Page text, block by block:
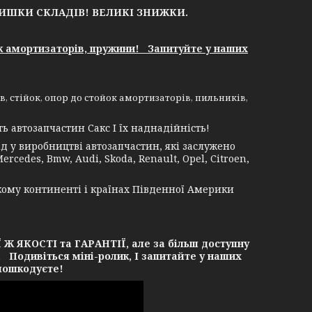
СКЛАДІВ! ВЕЛИКІ ЗНИЖКИ.
амортизаторів, пружини! Запитуйте у наших
опор до стойок амортизаторів, пильників,
Сакс І їх наднадійність!
виробництві автозапчастин, які заслужено
Bmw, Audi, Skoda, Renault, Opel, Citroen,
континенті і країнах Південної Америки
та ГАРАНТІЇ, але за більш доступну
міні-ролик, І запитайте у наших